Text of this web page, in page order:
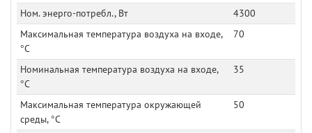
Ном. энерго-потребл., Вт
4300
Максимальная температура воздуха на входе,
°C
70
Номинальная температура воздуха на входе,
°C
35
Максимальная температура окружающей
среды, °C
50